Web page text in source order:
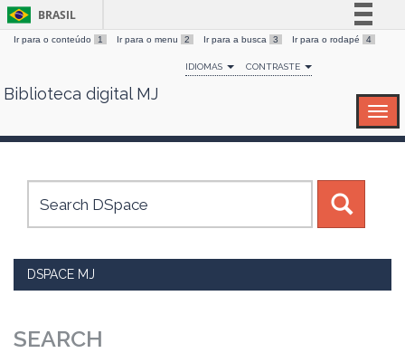
Skip
BRASIL
Simplifique!
Comunica BR
Canais
Ir para o conteúdo 1 Ir para o menu 2 Ir para a busca 3 Ir para o rodapé 4
IDIOMAS CONTRASTE
Biblioteca digital MJ
DSPACE MJ
SEARCH